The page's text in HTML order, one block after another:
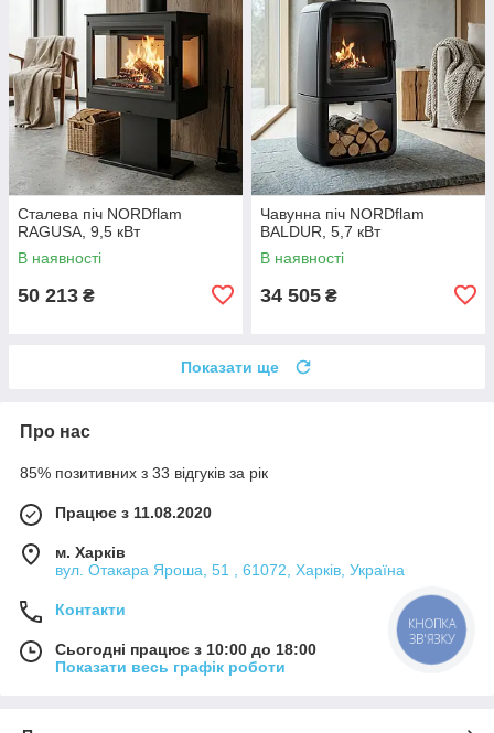
Сталева піч NORDflam
RAGUSA, 9,5 кВт
В наявності
50 213 ₴
Чавунна піч NORDflam
BALDUR, 5,7 кВт
В наявності
34 505 ₴
Показати ще
Про нас
85% позитивних з 33 відгуків за рік
Працює з 11.08.2020
м. Харків
вул. Отакара Яроша, 51 , 61072, Харків, Україна
Контакти
Сьогодні працює з 10:00 до 18:00
Показати весь графік роботи
КНОПКА
ЗВ'ЯЗКУ